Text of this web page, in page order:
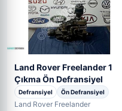
Land Rover Freelander 1
Çıkma Ön Defransiyel
Defransiyel Ön Defransiyel
Land Rover Freelander